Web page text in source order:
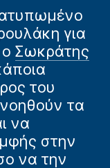
για
Σωκράτης
του
τα
να
στην
να την